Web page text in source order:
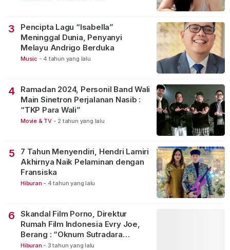
3
Pencipta Lagu “Isabella”
Meninggal Dunia, Penyanyi
Melayu Andrigo Berduka
Music - 4 tahun yang lalu
4
Ramadan 2024, Personil Band Wali
Main Sinetron Perjalanan Nasib :
“TKP Para Wali”
Movie & TV - 2 tahun yang lalu
5
7 Tahun Menyendiri, Hendri Lamiri
Akhirnya Naik Pelaminan dengan
Fransiska
Hiburan - 4 tahun yang lalu
6
Skandal Film Porno, Direktur
Rumah Film Indonesia Evry Joe,
Berang : “Oknum Sutradara
Merusak Perfilman Indonesia”!
Hiburan - 3 tahun yang lalu